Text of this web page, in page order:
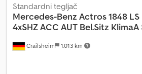
Crailsheim 1.013 km
Standardni tegljač
Mercedes-Benz Actros 1848 LS
4xSHZ ACC AUT Bel.Sitz KlimaA